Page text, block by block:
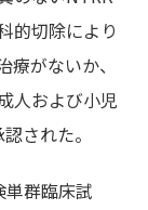
的切除により
がないか、
人および小児
された。
群臨床試